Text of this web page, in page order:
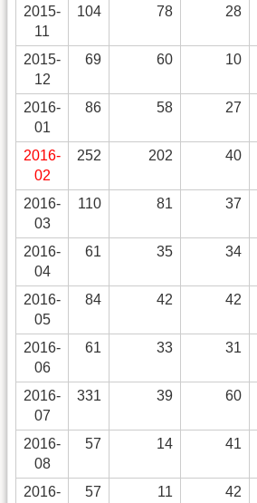
2015-
11
104 78 28
2015-
12
69 60 10
2016-
01
86 58 27
2016-
02
252 202 40
2016-
03
110 81 37
2016-
04
61 35 34
2016-
05
84 42 42
2016-
06
61 33 31
2016-
07
331 39 60
2016-
08
57 14 41
2016-
57 11 42